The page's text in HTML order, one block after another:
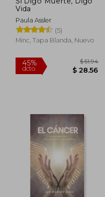
45%
dcto. $ 29.74
Vida
Paula Assler
(5)
Minc, Tapa Blanda, Nuevo